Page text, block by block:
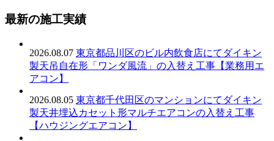
最新の施工実績
2026.08.07 東京都品川区のビル内飲食店にてダイキン
製天吊自在形「ワンダ風流」の入替え工事【業務用エ
アコン】
2026.08.05 東京都千代田区のマンションにてダイキン
製天井埋込カセット形マルチエアコンの入替え工事
【ハウジングエアコン】